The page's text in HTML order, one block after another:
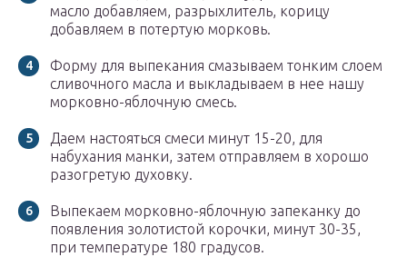
масло добавляем, разрыхлитель, корицу
добавляем в потертую морковь.
Форму для выпекания смазываем тонким слоем
сливочного масла и выкладываем в нее нашу
морковно-яблочную смесь.
Даем настояться смеси минут 15-20, для
набухания манки, затем отправляем в хорошо
разогретую духовку.
Выпекаем морковно-яблочную запеканку до
появления золотистой корочки, минут 30-35,
при температуре 180 градусов.